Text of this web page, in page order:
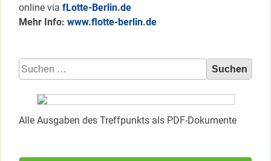
online via fLotte-Berlin.de
Mehr Info: www.flotte-berlin.de
Suchen
nach:
Alle Ausgaben des Treffpunkts als PDF-Dokumente